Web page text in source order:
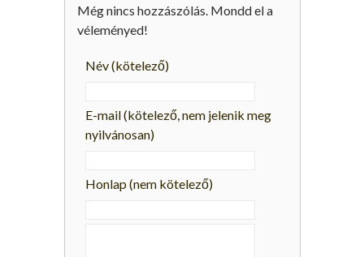
Még nincs hozzászólás. Mondd el a
véleményed!
Név(kötelező)
E-mail(kötelező, nem jelenik meg
nyilvánosan)
Honlap (nem kötelező)